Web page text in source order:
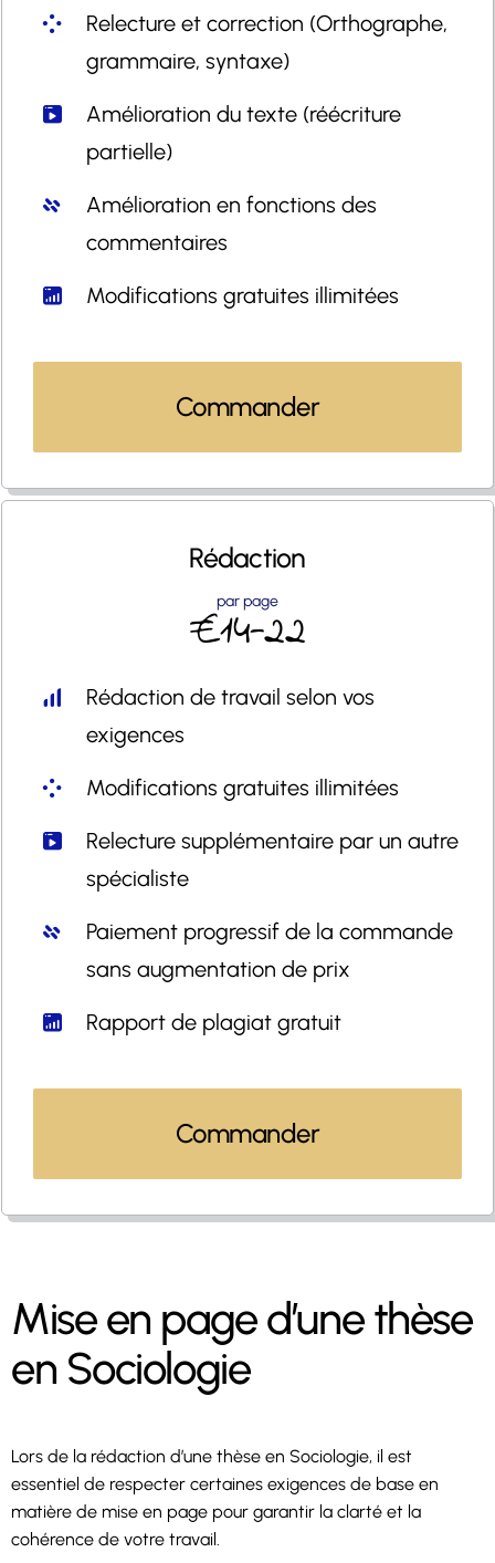
Relecture et correction (Orthographe,
grammaire, syntaxe)
Amélioration du texte (réécriture
partielle)
Amélioration en fonctions des
commentaires
Modifications gratuites illimitées
Commander
Rédaction
par page
€14-22
Rédaction de travail selon vos
exigences
Modifications gratuites illimitées
Relecture supplémentaire par un autre
spécialiste
Paiement progressif de la commande
sans augmentation de prix
Rapport de plagiat gratuit
Commander
Mise en page d’une thèse
en Sociologie
Lors de la rédaction d’une thèse en Sociologie, il est
essentiel de respecter certaines exigences de base en
matière de mise en page pour garantir la clarté et la
cohérence de votre travail.